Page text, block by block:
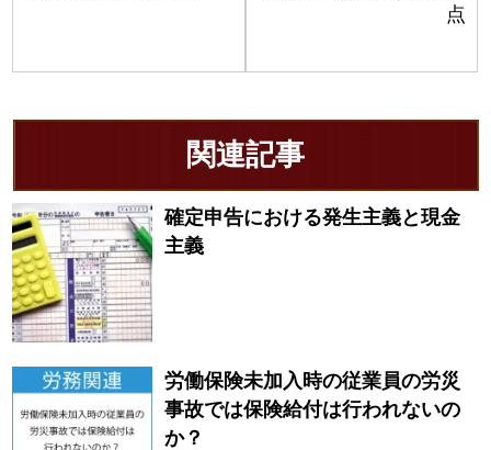
点
関連記事
確定申告における発生主義と現金
主義
労働保険未加入時の従業員の労災
事故では保険給付は行われないの
か？